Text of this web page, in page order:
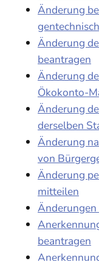
Änderung
Änderung
beantragen
Änderung
Ökokonto-
Änderung
derselben
Änderung
von
Änderung
mitteilen
Änderungen
beantragen